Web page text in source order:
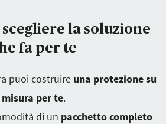
la soluzione
fa per te
puoi costruire una protezione su
misura per te.
di un pacchetto completo